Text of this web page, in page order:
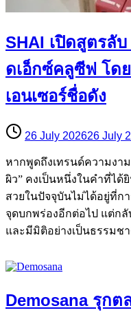
SHAI เปิดสูตรลั
ดเอ็กซ์คลูซีฟ โด
เอนเซอร์ชื่อดัง
26 July 202626 July
หากพูดถึงเทรนด์ความงา
ผิว” คงเป็นหนึ่งในคำที่ได้
สวยในปัจจุบันไม่ได้อยู่ที่ก
จุดบกพร่องอีกต่อไป แต่กลั
และมีมิติอย่างเป็นธรรมช
Demosana รุก